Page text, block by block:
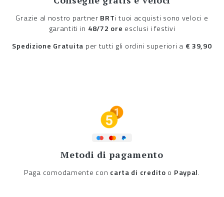
Grazie al nostro partner BRTi tuoi acquisti sono veloci e
garantiti in 48/72 ore esclusi i festivi
Spedizione Gratuita per tutti gli ordini superiori a € 39,90
Metodi di pagamento
Paga comodamente con carta di credito o Paypal.